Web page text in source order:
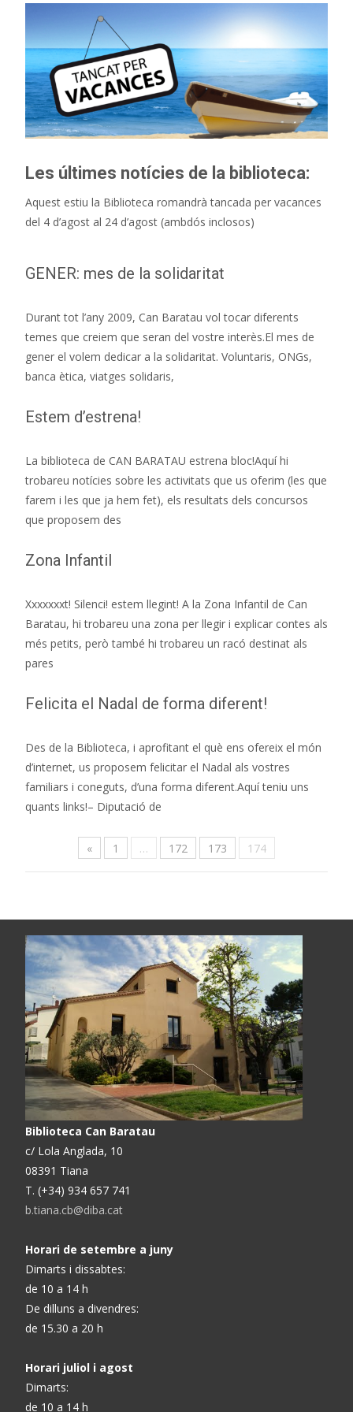
Les últimes notícies de la biblioteca:
Aquest estiu la Biblioteca romandrà tancada per vacances
del 4 d’agost al 24 d’agost (ambdós inclosos)
GENER: mes de la solidaritat
Durant tot l’any 2009, Can Baratau vol tocar diferents
temes que creiem que seran del vostre interès.El mes de
gener el volem dedicar a la solidaritat. Voluntaris, ONGs,
banca ètica, viatges solidaris,
Estem d’estrena!
La biblioteca de CAN BARATAU estrena bloc!Aquí hi
trobareu notícies sobre les activitats que us oferim (les que
farem i les que ja hem fet), els resultats dels concursos
que proposem des
Zona Infantil
Xxxxxxxt! Silenci! estem llegint! A la Zona Infantil de Can
Baratau, hi trobareu una zona per llegir i explicar contes als
més petits, però també hi trobareu un racó destinat als
pares
Felicita el Nadal de forma diferent!
Des de la Biblioteca, i aprofitant el què ens ofereix el món
d’internet, us proposem felicitar el Nadal als vostres
familiars i coneguts, d’una forma diferent.Aquí teniu uns
quants links!– Diputació de
« 1 … 172 173 174
Biblioteca Can Baratau
c/ Lola Anglada, 10
08391 Tiana
T. (+34) 934 657 741
b.tiana.cb@diba.cat
Horari de setembre a juny
Dimarts i dissabtes:
de 10 a 14 h
De dilluns a divendres:
de 15.30 a 20 h
Horari juliol i agost
Dimarts:
de 10 a 14 h